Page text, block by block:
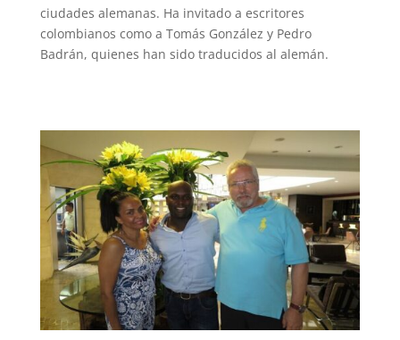
ciudades alemanas. Ha invitado a escritores
colombianos como a Tomás González y Pedro
Badrán, quienes han sido traducidos al alemán.